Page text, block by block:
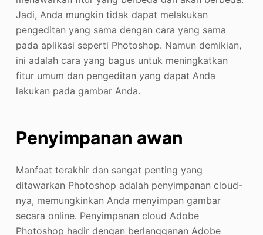
Jadi, Anda mungkin tidak dapat melakukan
pengeditan yang sama dengan cara yang sama
pada aplikasi seperti Photoshop. Namun demikian,
ini adalah cara yang bagus untuk meningkatkan
fitur umum dan pengeditan yang dapat Anda
lakukan pada gambar Anda.
Penyimpanan awan
Manfaat terakhir dan sangat penting yang
ditawarkan Photoshop adalah penyimpanan cloud-
nya, memungkinkan Anda menyimpan gambar
secara online. Penyimpanan cloud Adobe
Photoshop hadir dengan berlangganan Adobe